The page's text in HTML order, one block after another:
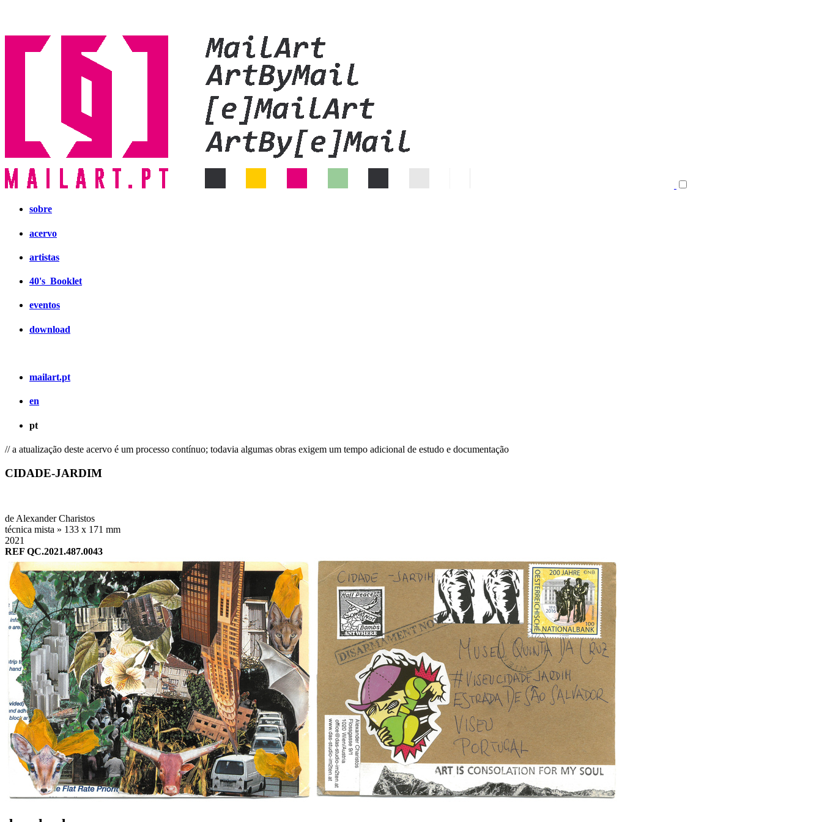
sobre
acervo
artistas
40's_Booklet
eventos
download
mailart.pt
en
pt
// a atualização deste acervo é um processo contínuo; todavia algumas obras exigem um tempo adicional de estudo e documentação
CIDADE-JARDIM
de Alexander Charistos
técnica mista » 133 x 171 mm
2021
REF QC.2021.487.0043